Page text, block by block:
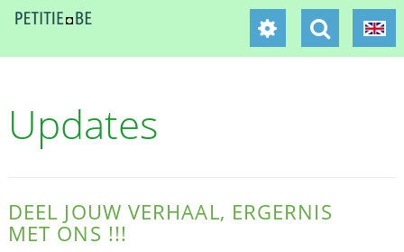
Updates
DEEL JOUW VERHAAL, ERGERNIS
MET ONS !!!